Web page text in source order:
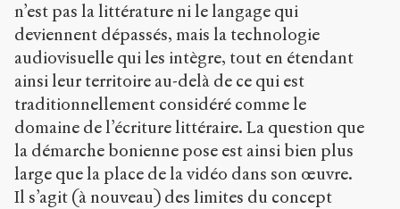
n’est pas la littérature ni le langage qui
deviennent dépassés, mais la technologie
audiovisuelle qui les intègre, tout en étendant
ainsi leur territoire au-delà de ce qui est
traditionnellement considéré comme le
domaine de l’écriture littéraire. La question que
la démarche bonienne pose est ainsi bien plus
large que la place de la vidéo dans son œuvre.
Il s’agit (à nouveau) des limites du concept